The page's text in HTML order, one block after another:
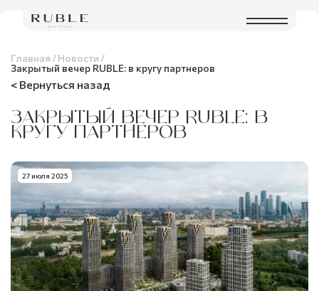
Главная /Новости /
Закрытый вечер RUBLE: в кругу партнеров
< Вернуться назад
ЗАКРЫТЫЙ ВЕЧЕР RUBLE: В
КРУГУ ПАРТНЕРОВ
27 июля 2025